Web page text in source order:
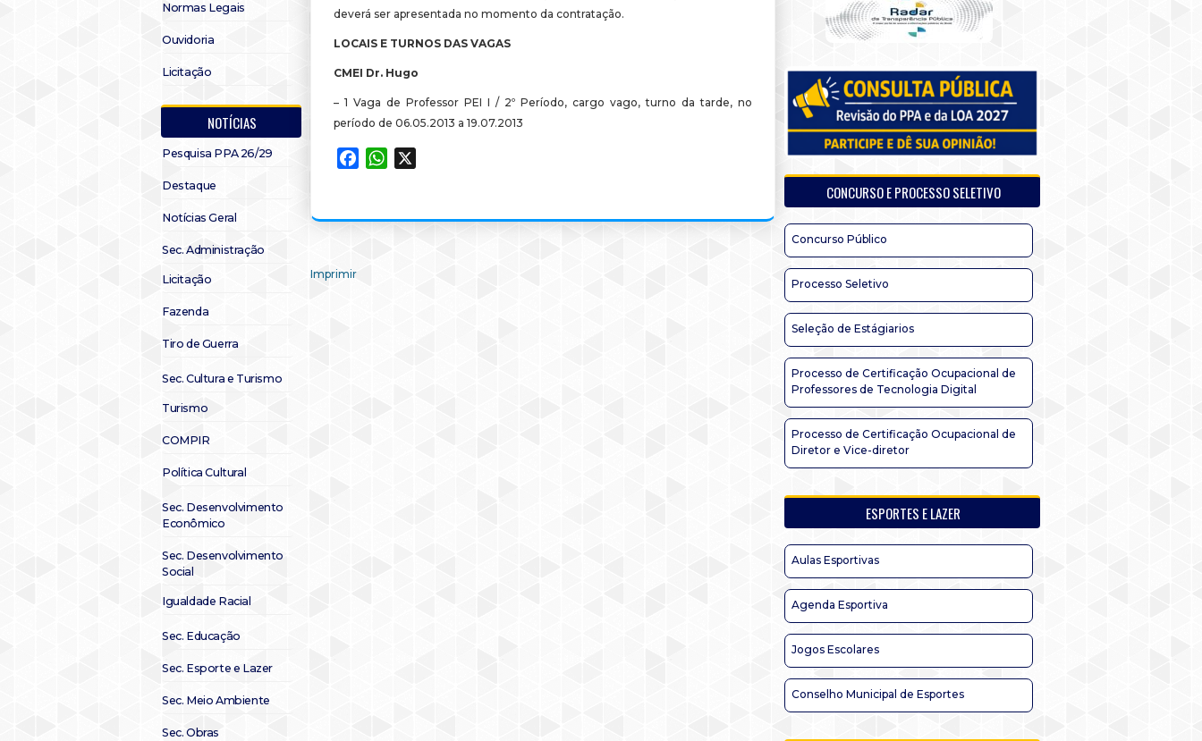
Normas Legais
Ouvidoria
Licitação
NOTÍCIAS
Pesquisa PPA 26/29
Destaque
Notícias Geral
Sec. Administração
Licitação
Fazenda
Tiro de Guerra
Sec. Cultura e Turismo
Turismo
COMPIR
Política Cultural
Sec. Desenvolvimento
Econômico
Sec. Desenvolvimento
Social
Igualdade Racial
Sec. Educação
Sec. Esporte e Lazer
Sec. Meio Ambiente
Sec. Obras
deverá ser apresentada no momento da contratação.
LOCAIS E TURNOS DAS VAGAS
CMEI Dr. Hugo
– 1 Vaga de Professor PEI I / 2º Período, cargo vago, turno da tarde, no
período de 06.05.2013 a 19.07.2013
FacebookWhatsApp
Imprimir
CONCURSO E PROCESSO SELETIVO
Concurso Público
Processo Seletivo
Seleção de Estágiarios
Processo de Certificação Ocupacional de
Professores de Tecnologia Digital
Processo de Certificação Ocupacional de
Diretor e Vice-diretor
ESPORTES E LAZER
Aulas Esportivas
Agenda Esportiva
Jogos Escolares
Conselho Municipal de Esportes